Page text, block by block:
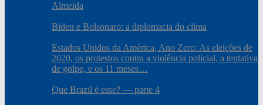
Almeida
Biden e Bolsonaro: a diplomacia do clima
Estados Unidos da América, Ano Zero: As eleições de
2020, os protestos contra a violência policial, a tentativa
de golpe, e os 11 meses…
Que Brazil é esse? — parte 4